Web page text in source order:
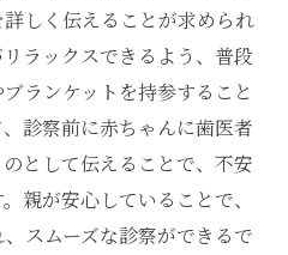
しく伝えることが求められ
ラックスできるよう、普段
ランケットを持参すること
診察前に赤ちゃんに歯医者
として伝えることで、不安
親が安心していることで、
スムーズな診察ができるで